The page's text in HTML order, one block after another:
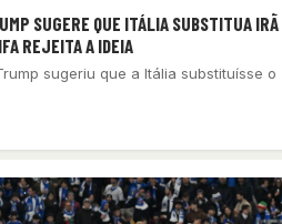
SUGERE QUE ITÁLIA SUBSTITUA IRÃ
REJEITA A IDEIA
sugeriu que a Itália substituísse o